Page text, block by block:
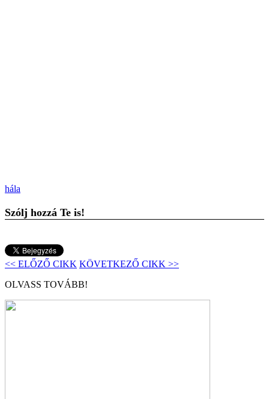
hála
Szólj hozzá Te is!
<< ELŐZŐ CIKK KÖVETKEZŐ CIKK >>
OLVASS TOVÁBB!